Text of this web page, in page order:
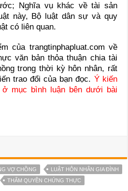
Nghĩa vụ khác về tài sản
này, Bộ luật dân sự và quy
có liên quan.
của trangtinphapluat.com về
văn bản thỏa thuận chia tài
trong thời kỳ hôn nhân, rất
trao đổi của bạn đọc. Ý kiến
mục bình luận bên dưới bài
VỢ CHỒNG
LUẬT HÔN NHÂN GIA ĐÌNH
THẨM QUYỀN CHỨNG THỰC